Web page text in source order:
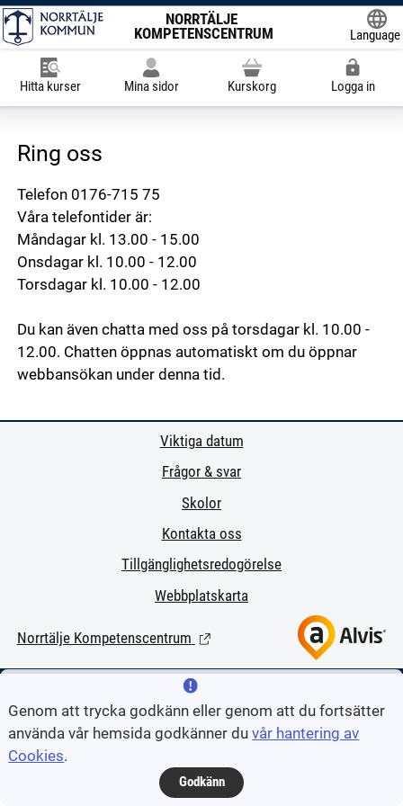
NORRTÄLJE
KOMPETENSCENTRUM
Language
Hitta kurser Mina sidor Kurskorg Logga in
Ring oss
Telefon 0176-715 75
Våra telefontider är:
Måndagar kl. 13.00 - 15.00
Onsdagar kl. 10.00 - 12.00
Torsdagar kl. 10.00 - 12.00
Du kan även chatta med oss på torsdagar kl. 10.00 -
12.00. Chatten öppnas automatiskt om du öppnar
webbansökan under denna tid.
Viktiga datum
Frågor & svar
Skolor
Kontakta oss
Tillgänglighetsredogörelse
Webbplatskarta
Norrtälje Kompetenscentrum (Länk till extern sida.)
Genom att trycka godkänn eller genom att du fortsätter
använda vår hemsida godkänner duvår hantering av
Cookies.
Godkänn